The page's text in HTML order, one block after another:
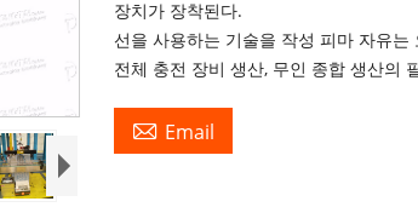
장치가 장착된다.
선을 사용하는 기술을 작성 피마 자유는
전체 충전 장비 생산, 무인 종합 생산의
 Email